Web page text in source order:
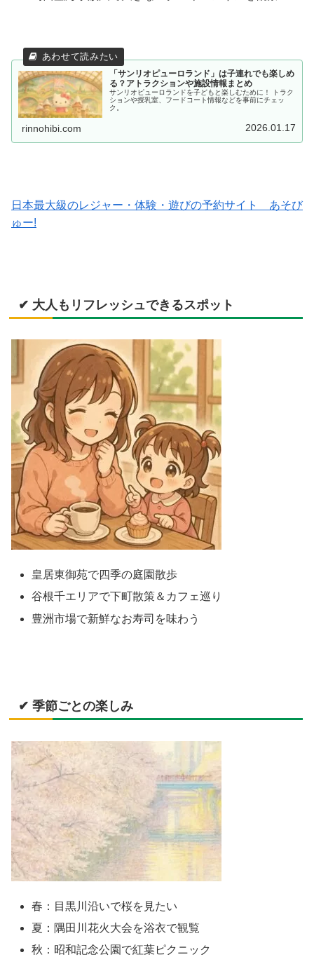
「サンリオピューロランド」は子連れでも楽しめ
る？アトラクションや施設情報まとめ
サンリオピューロランドを子どもと楽しむために！ トラク
ションや授乳室、フードコート情報などを事前にチェッ
ク。
rinnohibi.com 2026.01.17
日本最大級のレジャー・体験・遊びの予約サイト あそび
ゅー!
✔ 大人もリフレッシュできるスポット
皇居東御苑で四季の庭園散歩
谷根千エリアで下町散策＆カフェ巡り
豊洲市場で新鮮なお寿司を味わう
✔ 季節ごとの楽しみ
春：目黒川沿いで桜を見たい
夏：隅田川花火大会を浴衣で観覧
秋：昭和記念公園で紅葉ピクニック